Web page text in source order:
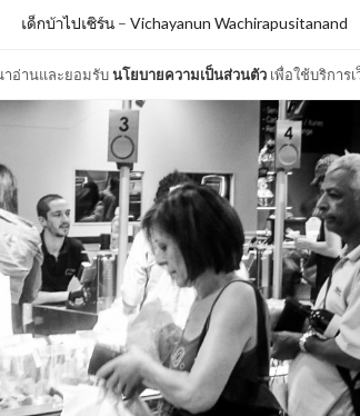
าอ่านและยอมรับนโยบายความเป็นส่วนตัว เพื่อใช้บริการ
เด็กบ้าไปเซิร์น – Vichayanun Wachirapusitanand